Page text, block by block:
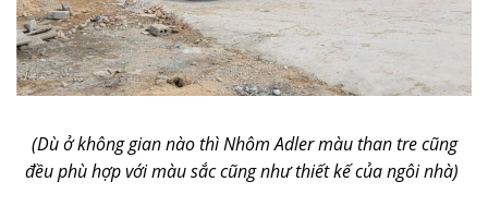
(Dù ở không gian nào thì Nhôm Adler màu than tre cũng
đều phù hợp với màu sắc cũng như thiết kế của ngôi nhà)